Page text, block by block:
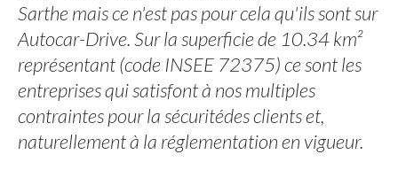
Sarthe mais ce n'est pas pour cela qu'ils sont sur
Autocar-Drive. Sur la superficie de 10.34 km²
représentant (code INSEE 72375) ce sont les
entreprises qui satisfont à nos multiples
contraintes pour la sécuritédes clients et,
naturellement à la réglementation en vigueur.